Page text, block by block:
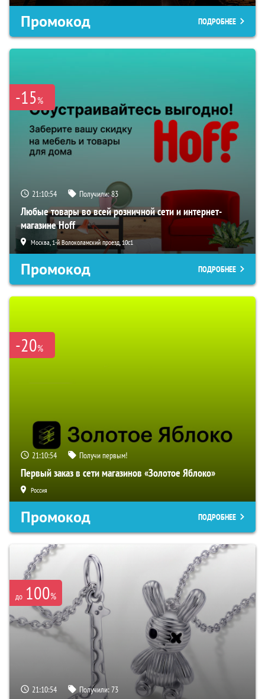
Промокод ПОДРОБНЕЕ
-15%
21:10:53 Получили:83
Любые товары во всей розничной сети и интернет-
магазине Hoff
Москва, 1-й Волоколамский проезд, 10с1
Промокод ПОДРОБНЕЕ
-20%
21:10:53 Получи первым!
Первый заказ в сети магазинов «Золотое Яблоко»
Россия
Промокод ПОДРОБНЕЕ
до 100%
21:10:53 Получили:73